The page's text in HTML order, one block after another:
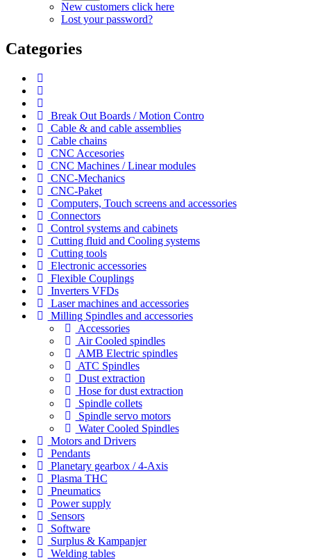
New customers click here
Lost your password?
Categories
Break Out Boards / Motion Contro
Cable & and cable assemblies
Cable chains
CNC Accesories
CNC Machines / Linear modules
CNC-Mechanics
CNC-Paket
Computers, Touch screens and accessories
Connectors
Control systems and cabinets
Cutting fluid and Cooling systems
Cutting tools
Electronic accessories
Flexible Couplings
Inverters VFDs
Laser machines and accessories
Milling Spindles and accessories
Accessories
Air Cooled spindles
AMB Electric spindles
ATC Spindles
Dust extraction
Hose for dust extraction
Spindle collets
Spindle servo motors
Water Cooled Spindles
Motors and Drivers
Pendants
Planetary gearbox / 4-Axis
Plasma THC
Pneumatics
Power supply
Sensors
Software
Surplus & Kampanjer
Welding tables